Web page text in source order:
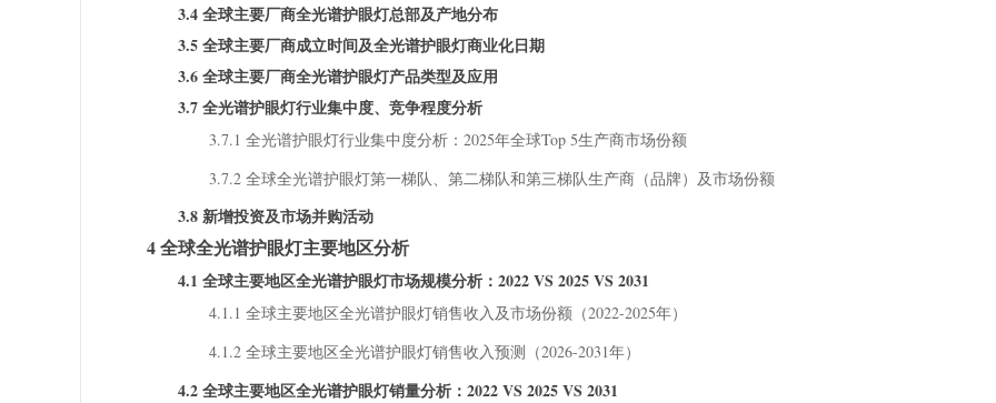
3.4 全球主要厂商全光谱护眼灯总部及产地分布
3.5 全球主要厂商成立时间及全光谱护眼灯商业化日期
3.6 全球主要厂商全光谱护眼灯产品类型及应用
3.7 全光谱护眼灯行业集中度、竞争程度分析
3.7.1 全光谱护眼灯行业集中度分析：2025年全球Top 5生产商市场份额
3.7.2 全球全光谱护眼灯第一梯队、第二梯队和第三梯队生产商（品牌）及市场份额
3.8 新增投资及市场并购活动
4 全球全光谱护眼灯主要地区分析
4.1 全球主要地区全光谱护眼灯市场规模分析：2022 VS 2025 VS 2031
4.1.1 全球主要地区全光谱护眼灯销售收入及市场份额（2022-2025年）
4.1.2 全球主要地区全光谱护眼灯销售收入预测（2026-2031年）
4.2 全球主要地区全光谱护眼灯销量分析：2022 VS 2025 VS 2031